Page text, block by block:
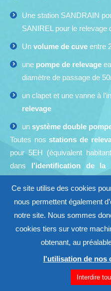
Une station SANDRAIN
SANIREL pour le relevage
Un volume de cuve entre
une pompe de relevage
diamètre de passage de
un clapet et une vanne à
relevage
un système double
Toutes nosstations de
pour 5EH (équivalent
dans l’identification de la
disposition.
CHOISIR UNE
TÉLÉCHARGER
PRÉALABLE
Ce site utilise des cookies
nous permettent également
notre site. Nous sommes
cookies tiers sur votre
obtenant, au
l'utilisation de nos
Interdire